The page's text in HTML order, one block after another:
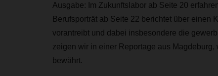
Ausgabe: Im Zukunftslabor ab Seite 20
Berufsporträt ab Seite 22 berichtet über
vorantreibt und dabei insbesondere die
zeigen wir in einer Reportage aus
bewährt.